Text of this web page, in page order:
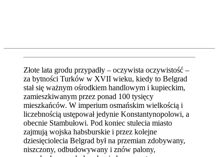
Złote lata grodu przypadły – oczywista oczywistość –
za bytności Turków w XVII wieku, kiedy to Belgrad
stał się ważnym ośrodkiem handlowym i kupieckim,
zamieszkiwanym przez ponad 100 tysięcy
mieszkańców. W imperium osmańskim wielkością i
liczebnością ustępował jedynie Konstantynopolowi, a
obecnie Stambułowi. Pod koniec stulecia miasto
zajmują wojska habsburskie i przez kolejne
dziesięciolecia Belgrad był na przemian zdobywany,
niszczony, odbudowywany i znów palony,